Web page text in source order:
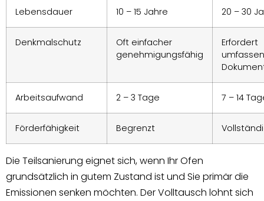
Lebensdauer 10 – 15 Jahre 20 – 30
Denkmalschutz
Oft einfacher
genehmigungsfähig
Erfordert
Arbeitsaufwand 2 – 3 Tage 7 – 14
Förderfähigkeit Begrenzt
Die Teilsanierung eignet sich, wenn Ihr Ofen
grundsätzlich in gutem Zustand ist und Sie primär die
Emissionen senken möchten. Der Volltausch lohnt sich